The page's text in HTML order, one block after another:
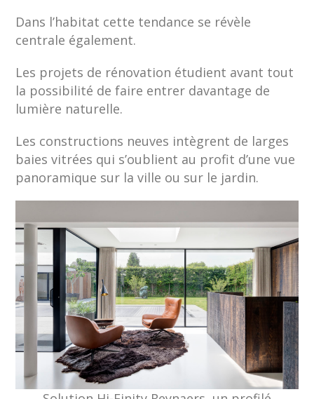
Dans l’habitat cette tendance se révèle
centrale également.
Les projets de rénovation étudient avant tout
la possibilité de faire entrer davantage de
lumière naturelle.
Les constructions neuves intègrent de larges
baies vitrées qui s’oublient au profit d’une vue
panoramique sur la ville ou sur le jardin.